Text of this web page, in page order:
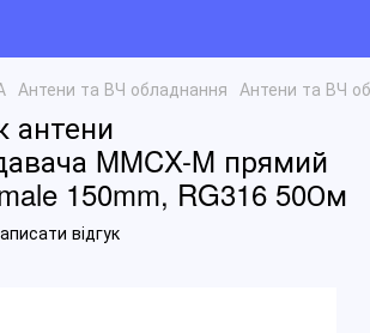
Антени та ВЧ обладнання Антени та ВЧ
антени
MMCX-M прямий
150mm, RG316 50Ом
відгук